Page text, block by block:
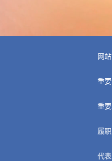
网
重
重
履
代